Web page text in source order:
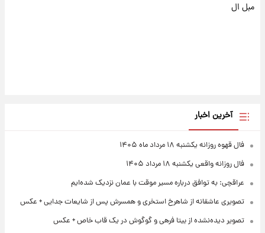
مبل ال
آخرین اخبار
فال قهوه روزانه یکشنبه ۱۸ مرداد ماه ۱۴۰۵
فال روزانه واقعی یکشنبه ۱۸ مرداد ۱۴۰۵
عراقچی: به توافق درباره مسیر موقت با عمان نزدیک شده‌ایم
تصویری عاشقانه از شاهرخ استخری و همسرش پس از شایعات جدایی + عکس
تصویر دیده‌نشده از بیتا فرهی و گوگوش در یک قاب خاص + عکس